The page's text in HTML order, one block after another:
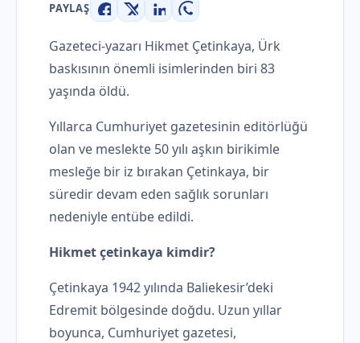
PAYLAŞ
Facebook
X LinkedInWhatsApp
Gazeteci-yazarı Hikmet Çetinkaya, Ürk
baskısının önemli isimlerinden biri 83
yaşında öldü.
Yıllarca Cumhuriyet gazetesinin editörlüğü
olan ve meslekte 50 yılı aşkın birikimle
mesleğe bir iz bırakan Çetinkaya, bir
süredir devam eden sağlık sorunları
nedeniyle entübe edildi.
Hikmet çetinkaya kimdir?
Çetinkaya 1942 yılında Baliekesir’deki
Edremit bölgesinde doğdu. Uzun yıllar
boyunca, Cumhuriyet gazetesi,